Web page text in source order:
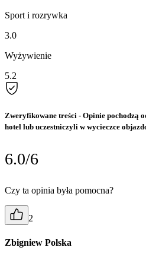
Sport i rozrywka
3.0
Wyżywienie
5.2
Zweryfikowane treści - Opinie pochodzą
hotel lub uczestniczyli w wycieczce
6.0/6
Czy ta opinia była pomocna?
2
Zbigniew Polska